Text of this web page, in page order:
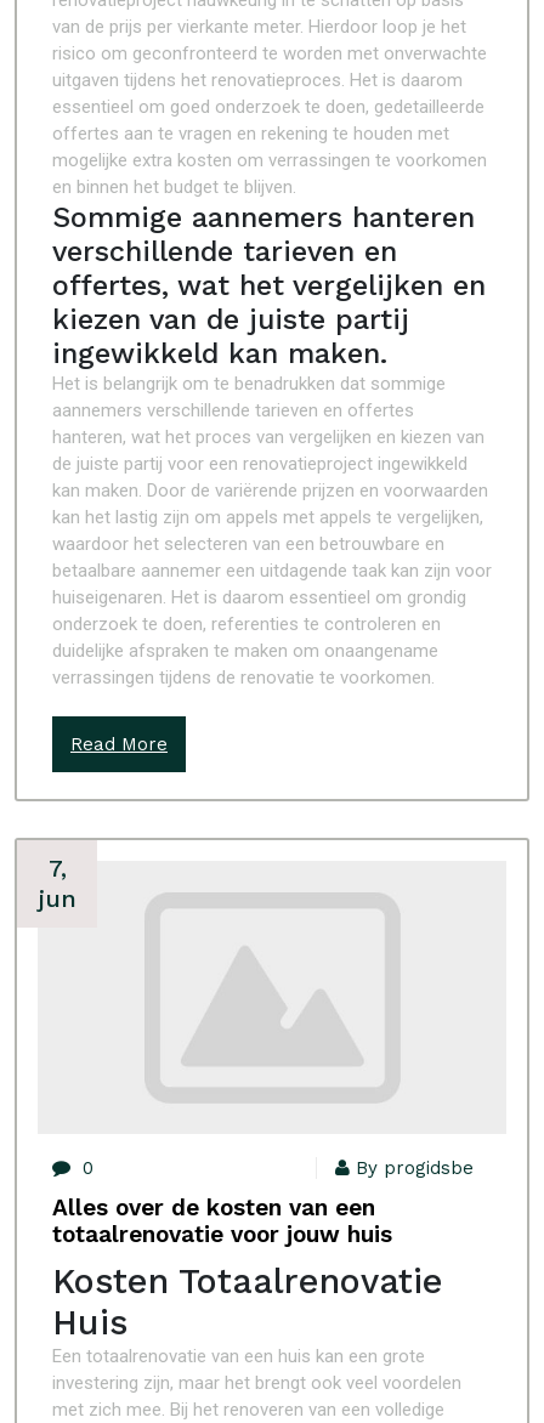
van de prijs per vierkante meter. Hierdoor loop je het
risico om geconfronteerd te worden met onverwachte
uitgaven tijdens het renovatieproces. Het is daarom
essentieel om goed onderzoek te doen, gedetailleerde
offertes aan te vragen en rekening te houden met
mogelijke extra kosten om verrassingen te voorkomen
en binnen het budget te blijven.
Sommige aannemers hanteren
verschillende tarieven en
offertes, wat het vergelijken en
kiezen van de juiste partij
ingewikkeld kan maken.
Het is belangrijk om te benadrukken dat sommige
aannemers verschillende tarieven en offertes
hanteren, wat het proces van vergelijken en kiezen van
de juiste partij voor een renovatieproject ingewikkeld
kan maken. Door de variërende prijzen en voorwaarden
kan het lastig zijn om appels met appels te vergelijken,
waardoor het selecteren van een betrouwbare en
betaalbare aannemer een uitdagende taak kan zijn voor
huiseigenaren. Het is daarom essentieel om grondig
onderzoek te doen, referenties te controleren en
duidelijke afspraken te maken om onaangename
verrassingen tijdens de renovatie te voorkomen.
Read More
7,
jun
0 By progidsbe
Alles over de kosten van een
totaalrenovatie voor jouw huis
Kosten Totaalrenovatie
Huis
Een totaalrenovatie van een huis kan een grote
investering zijn, maar het brengt ook veel voordelen
met zich mee. Bij het renoveren van een volledige